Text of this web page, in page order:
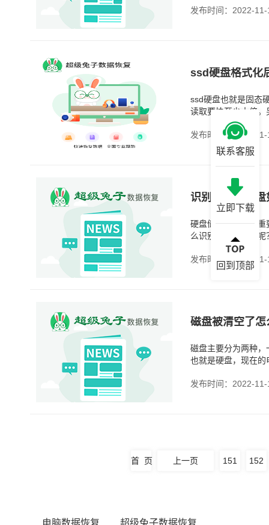
发布时间：2022-11-
ssd硬盘格式化
ssd硬盘也就是固态
读取要快至少十倍
发布时间：2022-11-
识别不到的硬
硬盘储存着很多的
么识别不到的硬盘呢
发布时间：2022-11-
磁盘被清空了
磁盘主要分为两种
也就是硬盘，现在
发布时间：2022-11-
首 页 上一页 151 152
电脑数据恢复 超级兔子数据恢复
联系客服
立即下载
回到顶部